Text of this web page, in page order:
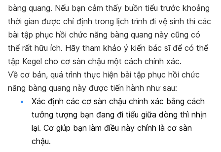
bàng quang. Nếu bạn cảm thấy buồn tiểu trước khoảng
thời gian được chỉ định trong lịch trình đi vệ sinh thì các
bài tập phục hồi chức năng bàng quang này cũng có
thể rất hữu ích. Hãy tham khảo ý kiến bác sĩ để có thể
tập Kegel cho cơ sàn chậu một cách chính xác.
Về cơ bản, quá trình thực hiện bài tập phục hồi chức
năng bàng quang này được tiến hành như sau:
Xác định các cơ sàn chậu chính xác bằng cách
tưởng tượng bạn đang đi tiểu giữa dòng thì nhịn
lại. Cơ giúp bạn làm điều này chính là cơ sàn
chậu.